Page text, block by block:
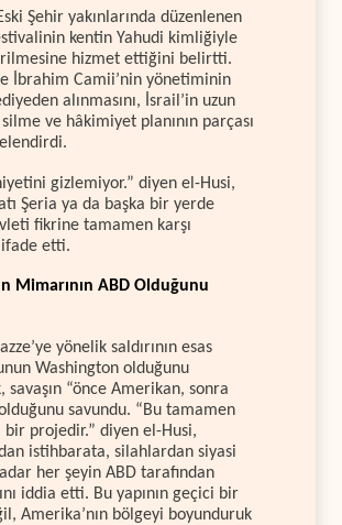
Şehir yakınlarında düzenlenen
kentin Yahudi kimliğiyle
hizmet ettiğini belirtti.
İbrahim Camii’nin yönetiminin
alınmasını, İsrail’in uzun
ve hâkimiyet planının parçası
gizlemiyor.” diyen el-Husi,
Şeria ya da başka bir yerde
fikrine tamamen karşı
etti.
Mimarının ABD Olduğunu
yönelik saldırının esas
Washington olduğunu
savaşın “önce Amerikan, sonra
savundu. “Bu tamamen
bir projedir.” diyen el-Husi,
istihbarata, silahlardan siyasi
her şeyin ABD tarafından
iddia etti. Bu yapının geçici bir
Amerika’nın bölgeyi boyunduruk